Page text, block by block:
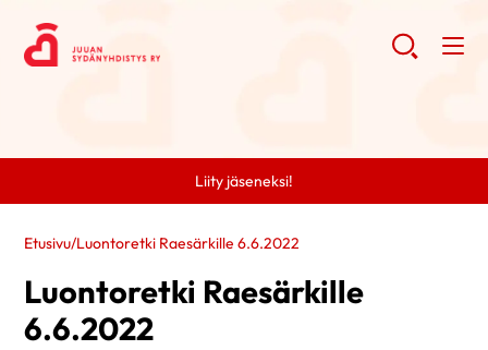
Liity jäseneksi!
Etusivu/Luontoretki Raesärkille 6.6.2022
Luontoretki Raesärkille
6.6.2022